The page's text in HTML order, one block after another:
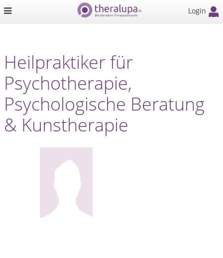
Login
Heilpraktiker für
Psychotherapie,
Psychologische Beratung
& Kunstherapie